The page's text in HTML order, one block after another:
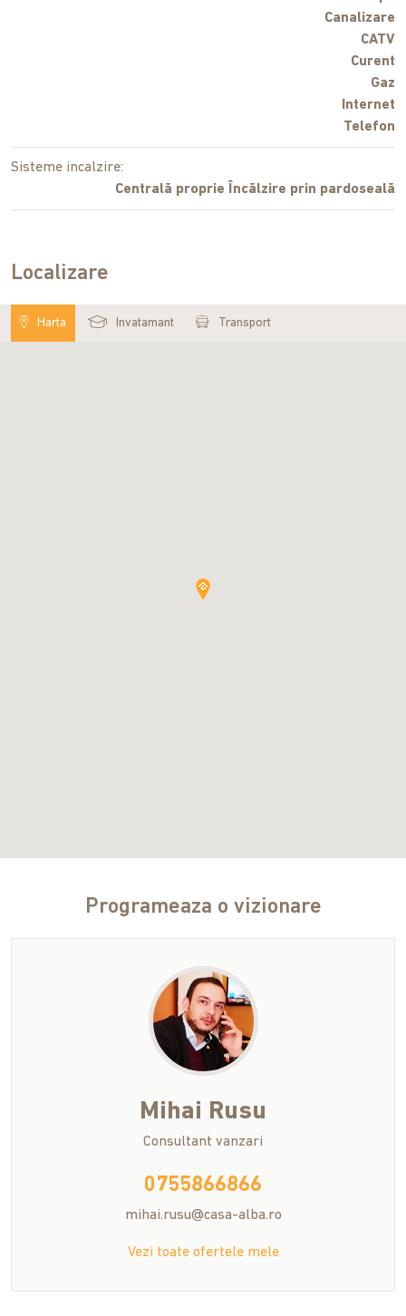
Canalizare
CATV
Curent
Gaz
Internet
Telefon
Sisteme incalzire:
Centrală proprie Încălzire prin pardoseală
Localizare
Harta Invatamant Transport
Programeaza o vizionare
Mihai Rusu
Consultant vanzari
0755866866
mihai.rusu@casa-alba.ro
Vezi toate ofertele mele